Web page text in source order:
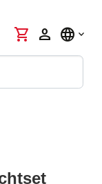
shopping_cart person language